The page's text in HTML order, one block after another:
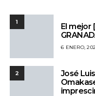
1
El mejor
6 ENERO,
2
José